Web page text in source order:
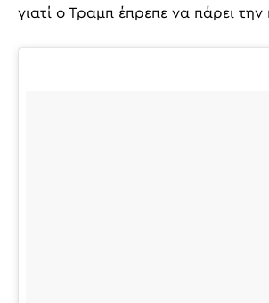
γιατί ο Τραμπ έπρεπε να πάρει